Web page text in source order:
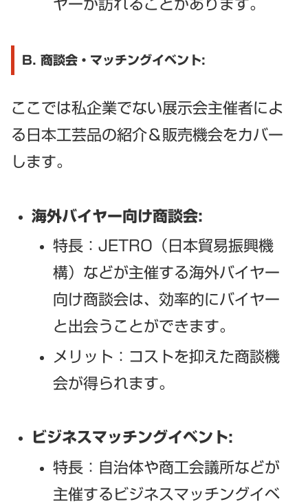
ヤーが訪れることがあります。
B. 商談会・マッチングイベント:
ここでは私企業でない展示会主催者によ
る日本工芸品の紹介＆販売機会をカバー
します。
海外バイヤー向け商談会:
特長：JETRO（日本貿易振興機
構）などが主催する海外バイヤー
向け商談会は、効率的にバイヤー
と出会うことができます。
メリット：コストを抑えた商談機
会が得られます。
ビジネスマッチングイベント:
特長：自治体や商工会議所などが
主催するビジネスマッチングイベ